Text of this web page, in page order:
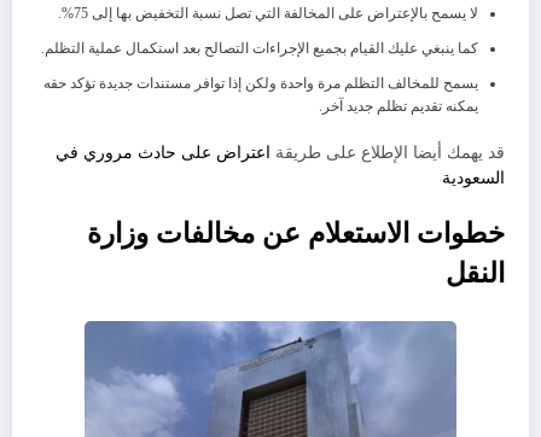
لا يسمح بالإعتراض على المخالفة التي تصل نسبة التخفيض بها إلى 75%.
كما ينبغي عليك القيام بجميع الإجراءات التصالح بعد استكمال عملية التظلم.
يسمح للمخالف التظلم مرة واحدة ولكن إذا توافر مستندات جديدة تؤكد حقه
يمكنه تقديم تظلم جديد آخر.
قد يهمك أيضا الإطلاع على طريقة
اعتراض على حادث مروري في
السعودية
خطوات الاستعلام عن مخالفات وزارة
النقل